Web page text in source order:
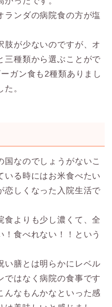
ランダの病院食の方が塩
肢が少ないのですが、オ
三種類から選ぶことがで
ガン食も2種類ありまし
。
国なのでしょうがないこ
いる時にはお米食べたい
恋しくなった入院生活で
食よりも少し濃くて、全
食べれない！！という
い膳とは明らかにレベル
ではなく病院の食事です
んなもんかなといった感